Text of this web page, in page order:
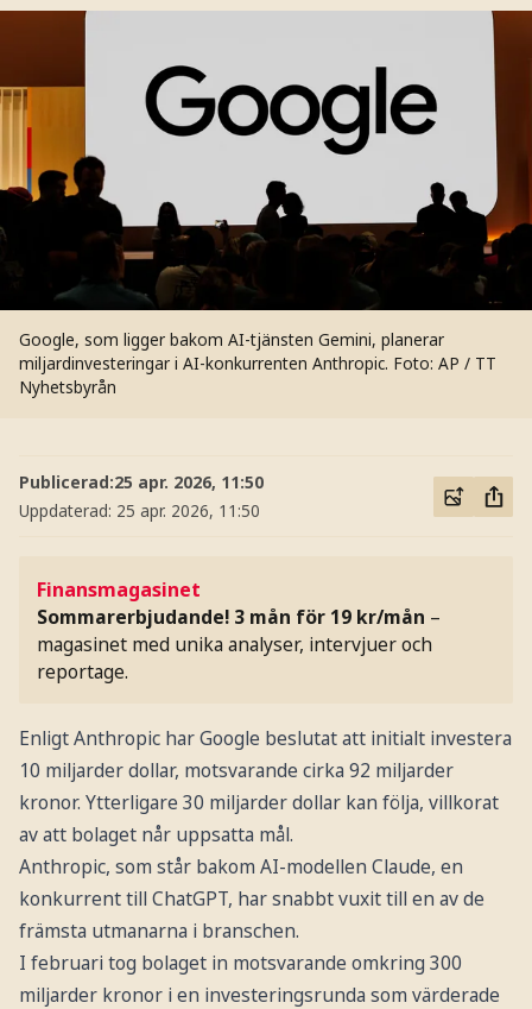
Google, som ligger bakom AI-tjänsten Gemini, planerar
miljardinvesteringar i AI-konkurrenten Anthropic. Foto: AP / TT
Nyhetsbyrån
Publicerad:25 apr. 2026, 11:50
Uppdaterad: 25 apr. 2026, 11:50
Finansmagasinet
Sommarerbjudande! 3 mån för 19 kr/mån –
magasinet med unika analyser, intervjuer och
reportage.
Enligt Anthropic har Google beslutat att initialt investera
10 miljarder dollar, motsvarande cirka 92 miljarder
kronor. Ytterligare 30 miljarder dollar kan följa, villkorat
av att bolaget når uppsatta mål.
Anthropic, som står bakom AI-modellen Claude, en
konkurrent till ChatGPT, har snabbt vuxit till en av de
främsta utmanarna i branschen.
I februari tog bolaget in motsvarande omkring 300
miljarder kronor i en investeringsrunda som värderade